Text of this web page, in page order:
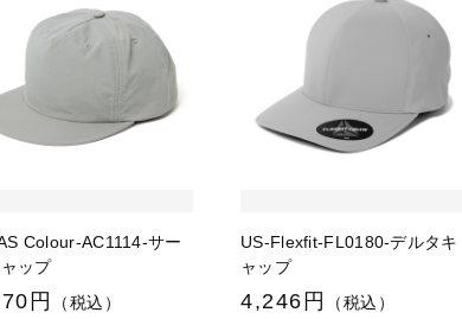
Colour-AC1114-サー
ップ
円 （税込）
US-Flexfit-FL0180-デルタキ
ャップ
4,246円 （税込）